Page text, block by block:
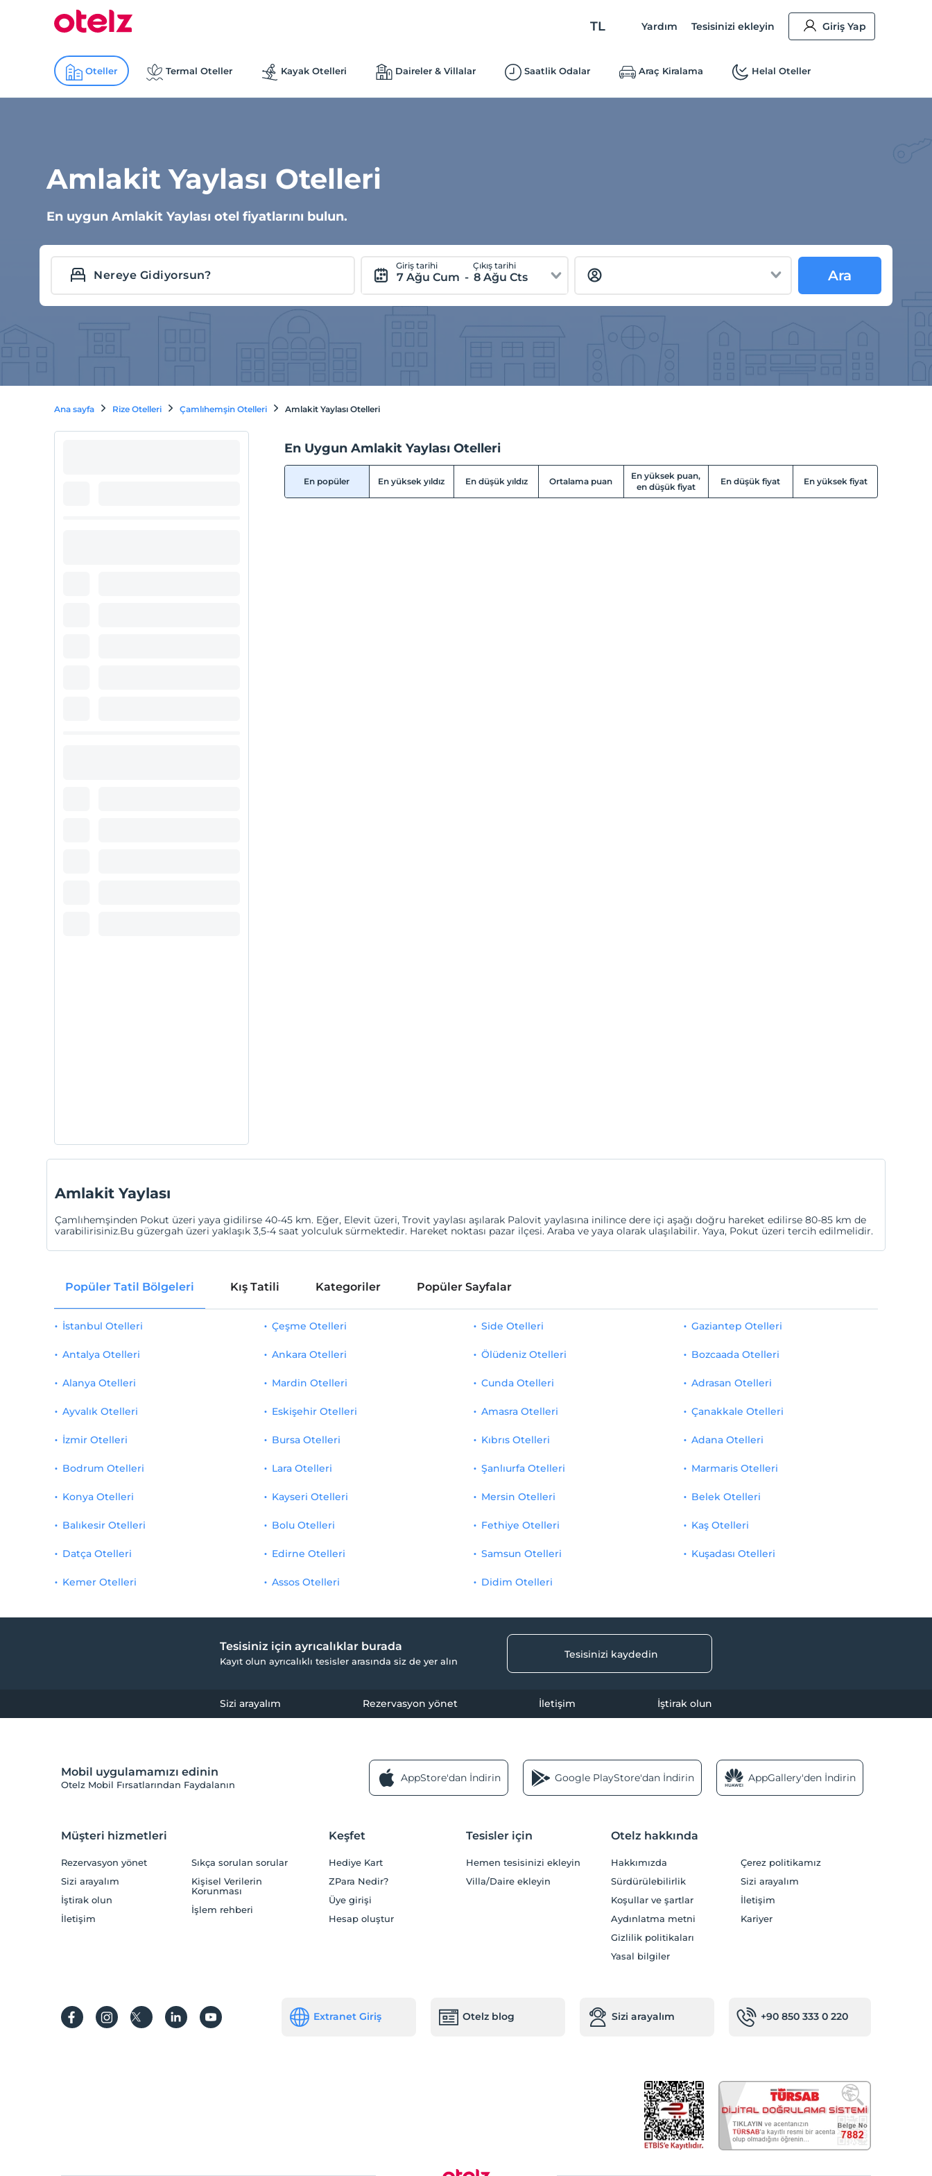
TL Yardım Tesisinizi ekleyin Giriş Yap
Oteller Termal Oteller Kayak Otelleri Daireler & Villalar Saatlik Odalar Araç Kiralama Helal Oteller
Amlakit Yaylası Otelleri
En uygun Amlakit Yaylası otel fiyatlarını bulun.
Giriş tarihi
7 Ağu Cum -
Çıkış tarihi
8 Ağu Cts Ara
Ana sayfa Rize Otelleri Çamlıhemşin Otelleri Amlakit Yaylası Otelleri
En Uygun Amlakit Yaylası Otelleri
En popüler En yüksek yıldız En düşük yıldız Ortalama puan
En yüksek puan,
en düşük fiyat
En düşük fiyat En yüksek fiyat
Amlakit Yaylası
Çamlıhemşinden Pokut üzeri yaya gidilirse 40-45 km. Eğer, Elevit üzeri, Trovit yaylası aşılarak Palovit yaylasına inilince dere içi aşağı doğru hareket edilirse 80-85 km de
varabilirisiniz.Bu güzergah üzeri yaklaşık 3,5-4 saat yolculuk sürmektedir. Hareket noktası pazar ilçesi. Araba ve yaya olarak ulaşılabilir. Yaya, Pokut üzeri tercih edilmelidir.
Popüler Tatil Bölgeleri Kış Tatili Kategoriler Popüler Sayfalar
İstanbul Otelleri
Antalya Otelleri
Alanya Otelleri
Ayvalık Otelleri
İzmir Otelleri
Çeşme Otelleri
Ankara Otelleri
Mardin Otelleri
Eskişehir Otelleri
Bursa Otelleri
Side Otelleri
Ölüdeniz Otelleri
Cunda Otelleri
Amasra Otelleri
Kıbrıs Otelleri
Gaziantep Otelleri
Bozcaada Otelleri
Adrasan Otelleri
Çanakkale Otelleri
Adana Otelleri
Bodrum Otelleri
Konya Otelleri
Balıkesir Otelleri
Datça Otelleri
Kemer Otelleri
Lara Otelleri
Kayseri Otelleri
Bolu Otelleri
Edirne Otelleri
Assos Otelleri
Şanlıurfa Otelleri
Mersin Otelleri
Fethiye Otelleri
Samsun Otelleri
Didim Otelleri
Marmaris Otelleri
Belek Otelleri
Kaş Otelleri
Kuşadası Otelleri
Tesisiniz için ayrıcalıklar burada
Kayıt olun ayrıcalıklı tesisler arasında siz de yer alın
Tesisinizi kaydedin
Sizi arayalım Rezervasyon yönet İletişim İştirak olun
Mobil uygulamamızı edinin
Otelz Mobil Fırsatlarından Faydalanın
AppStore'dan İndirin Google PlayStore'dan İndirin AppGallery'den İndirin
Müşteri hizmetleri
Rezervasyon yönet
Sizi arayalım
İştirak olun
İletişim
Sıkça sorulan sorular
Kişisel Verilerin
Korunması
İşlem rehberi
Keşfet
Hediye Kart
ZPara Nedir?
Üye girişi
Hesap oluştur
Tesisler için
Hemen tesisinizi ekleyin
Villa/Daire ekleyin
Otelz hakkında
Hakkımızda
Sürdürülebilirlik
Koşullar ve şartlar
Aydınlatma metni
Gizlilik politikaları
Yasal bilgiler
Çerez politikamız
Sizi arayalım
İletişim
Kariyer
Extranet Giriş Otelz blog Sizi arayalım +90 850 333 0 220